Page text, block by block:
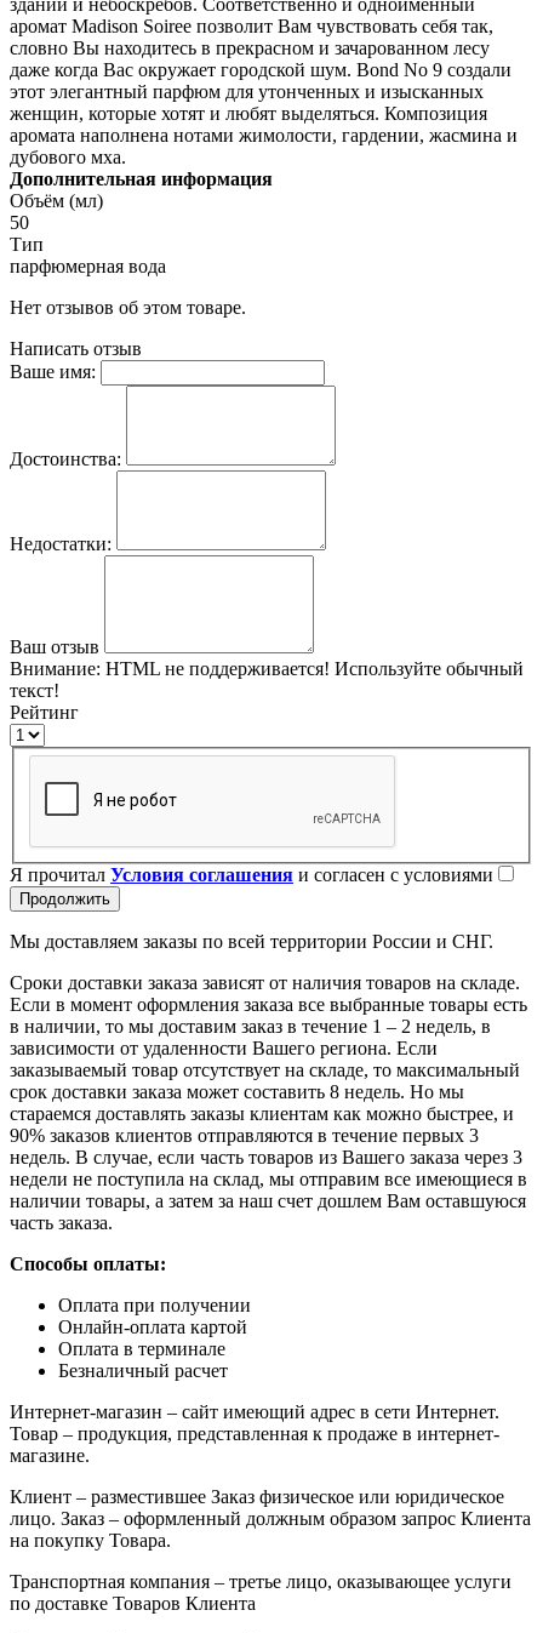
аромат Madison Soiree позволит Вам чувствовать себя так,
словно Вы находитесь в прекрасном и зачарованном лесу
даже когда Вас окружает городской шум. Bond No 9 создали
этот элегантный парфюм для утонченных и изысканных
женщин, которые хотят и любят выделяться. Композиция
аромата наполнена нотами жимолости, гардении, жасмина и
дубового мха.
Дополнительная информация
Объём (мл)
50
Тип
парфюмерная вода
Нет отзывов об этом товаре.
Написать отзыв
Ваше имя:
Достоинства:
Недостатки:
Ваш отзыв
Внимание: HTML не поддерживается! Используйте обычный
текст!
Рейтинг
Я прочитал Условия соглашения и согласен с условиями
Продолжить
Мы доставляем заказы по всей территории России и СНГ.
Сроки доставки заказа зависят от наличия товаров на складе.
Если в момент оформления заказа все выбранные товары есть
в наличии, то мы доставим заказ в течение 1 – 2 недель, в
зависимости от удаленности Вашего региона. Если
заказываемый товар отсутствует на складе, то максимальный
срок доставки заказа может составить 8 недель. Но мы
стараемся доставлять заказы клиентам как можно быстрее, и
90% заказов клиентов отправляются в течение первых 3
недель. В случае, если часть товаров из Вашего заказа через 3
недели не поступила на склад, мы отправим все имеющиеся в
наличии товары, а затем за наш счет дошлем Вам оставшуюся
часть заказа.
Способы оплаты:
Оплата при получении
Онлайн-оплата картой
Оплата в терминале
Безналичный расчет
Интернет-магазин – сайт имеющий адрес в сети Интернет.
Товар – продукция, представленная к продаже в интернет-
магазине.
Клиент – разместившее Заказ физическое или юридическое
лицо. Заказ – оформленный должным образом запрос Клиента
на покупку Товара.
Транспортная компания – третье лицо, оказывающее услуги
по доставке Товаров Клиента